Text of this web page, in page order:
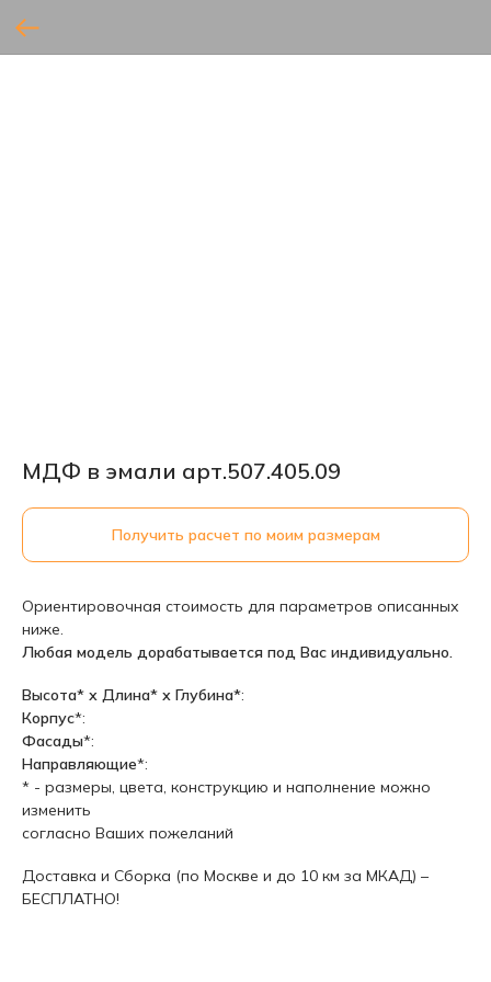
МДФ в эмали арт.507.405.09
Получить расчет по моим размерам
Ориентировочная стоимость для параметров описанных
ниже.
Любая модель дорабатывается под Вас индивидуально.
Высота* х Длина* х Глубина*:
Корпус*:
Фасады*:
Направляющие*:
* - размеры, цвета, конструкцию и наполнение можно
изменить
согласно Ваших пожеланий
Доставка и Сборка (по Москве и до 10 км за МКАД) –
БЕСПЛАТНО!